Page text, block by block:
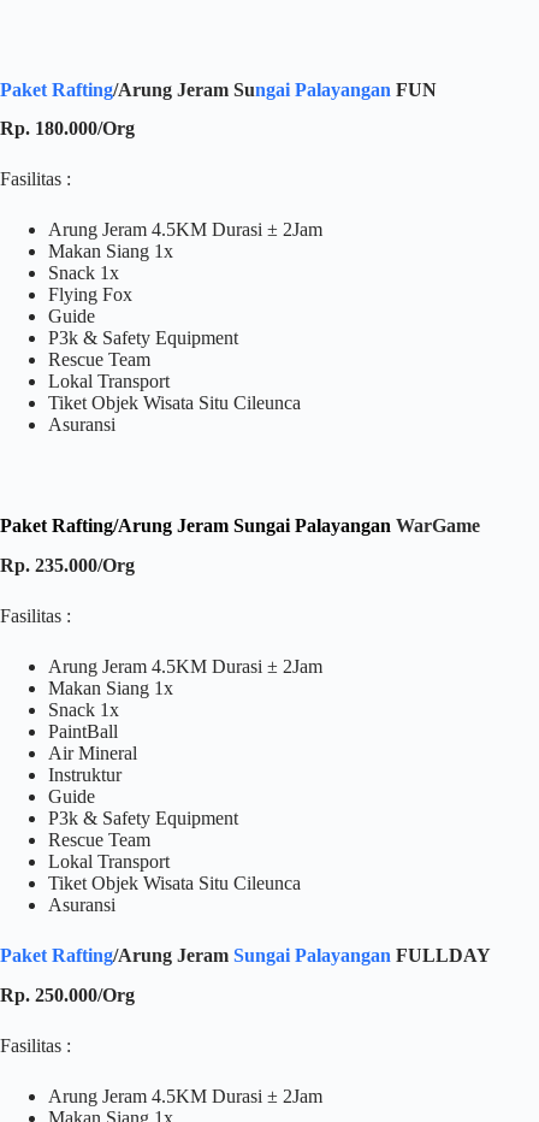
Paket Rafting/Arung Jeram Sungai Palayangan FUN
Rp. 180.000/Org
Fasilitas :
Arung Jeram 4.5KM Durasi ± 2Jam
Makan Siang 1x
Snack 1x
Flying Fox
Guide
P3k & Safety Equipment
Rescue Team
Lokal Transport
Tiket Objek Wisata Situ Cileunca
Asuransi
Paket Rafting/Arung Jeram Sungai Palayangan WarGame
Rp. 235.000/Org
Fasilitas :
Arung Jeram 4.5KM Durasi ± 2Jam
Makan Siang 1x
Snack 1x
PaintBall
Air Mineral
Instruktur
Guide
P3k & Safety Equipment
Rescue Team
Lokal Transport
Tiket Objek Wisata Situ Cileunca
Asuransi
Paket Rafting/Arung Jeram Sungai Palayangan FULLDAY
Rp. 250.000/Org
Fasilitas :
Arung Jeram 4.5KM Durasi ± 2Jam
Makan Siang 1x